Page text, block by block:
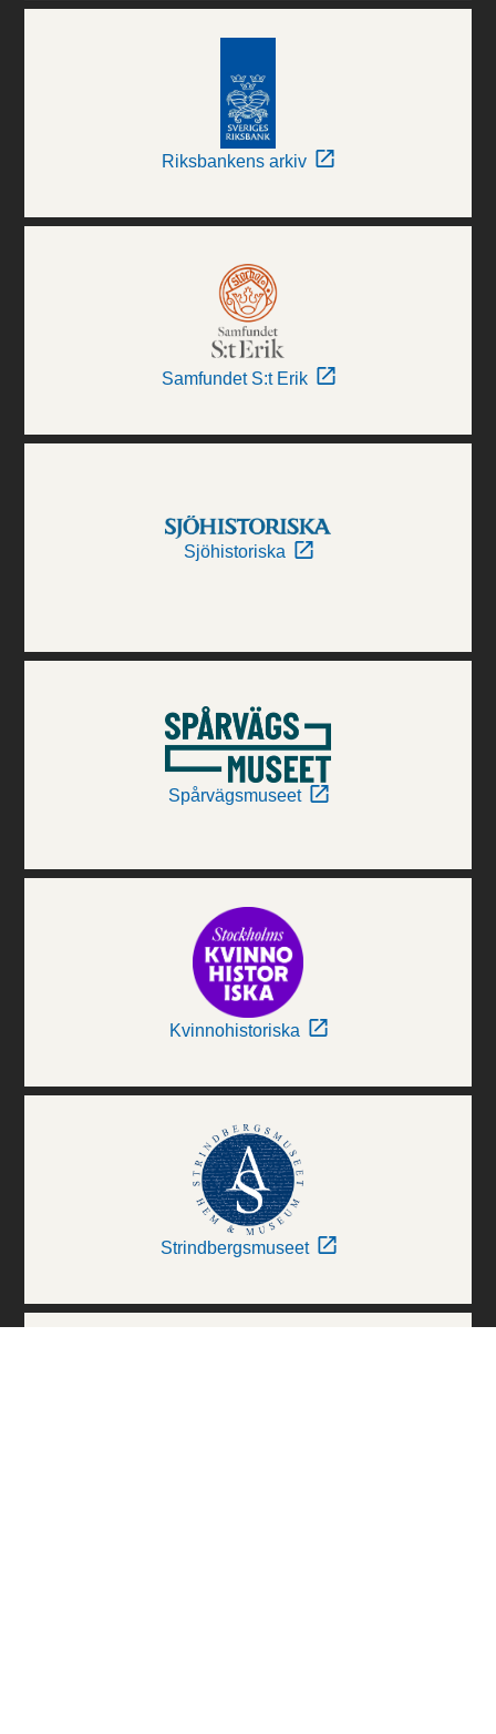
Riksbankens arkiv
Samfundet S:t Erik
Sjöhistoriska
Spårvägsmuseet
Kvinnohistoriska
Strindbergsmuseet